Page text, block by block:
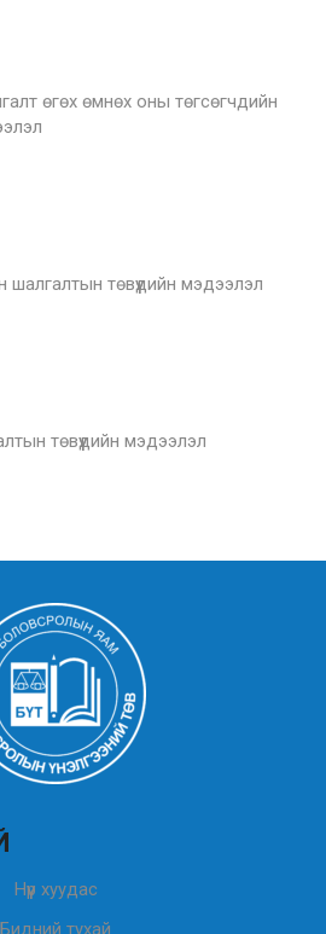
өгөх өмнөх оны төгсөгчдийн
шалгалтын төвүүдийн мэдээлэл
төвүүдийн мэдээлэл
Нүүр хуудас
Бидний тухай